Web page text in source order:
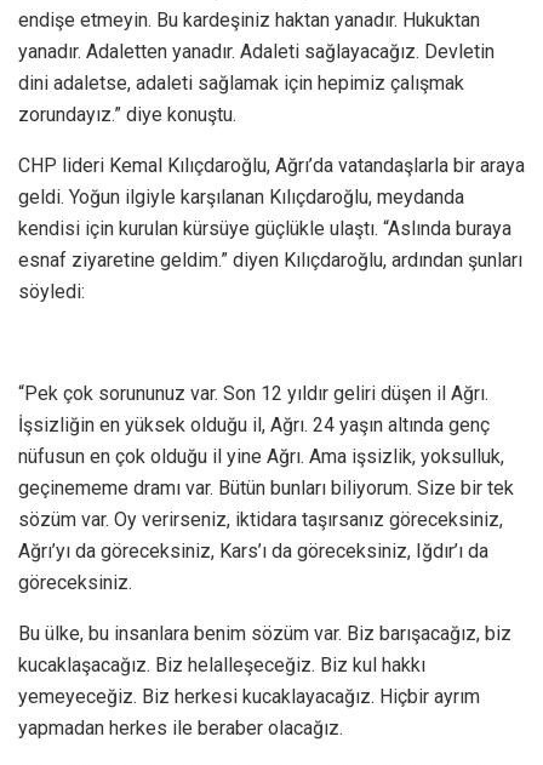
endişe etmeyin. Bu kardeşiniz haktan yanadır. Hukuktan
yanadır. Adaletten yanadır. Adaleti sağlayacağız. Devletin
dini adaletse, adaleti sağlamak için hepimiz çalışmak
zorundayız.” diye konuştu.
CHP lideri Kemal Kılıçdaroğlu, Ağrı’da vatandaşlarla bir araya
geldi. Yoğun ilgiyle karşılanan Kılıçdaroğlu, meydanda
kendisi için kurulan kürsüye güçlükle ulaştı. “Aslında buraya
esnaf ziyaretine geldim.” diyen Kılıçdaroğlu, ardından şunları
söyledi:
“Pek çok sorununuz var. Son 12 yıldır geliri düşen il Ağrı.
İşsizliğin en yüksek olduğu il, Ağrı. 24 yaşın altında genç
nüfusun en çok olduğu il yine Ağrı. Ama işsizlik, yoksulluk,
geçinememe dramı var. Bütün bunları biliyorum. Size bir tek
sözüm var. Oy verirseniz, iktidara taşırsanız göreceksiniz,
Ağrı’yı da göreceksiniz, Kars’ı da göreceksiniz, Iğdır’ı da
göreceksiniz.
Bu ülke, bu insanlara benim sözüm var. Biz barışacağız, biz
kucaklaşacağız. Biz helalleşeceğiz. Biz kul hakkı
yemeyeceğiz. Biz herkesi kucaklayacağız. Hiçbir ayrım
yapmadan herkes ile beraber olacağız.